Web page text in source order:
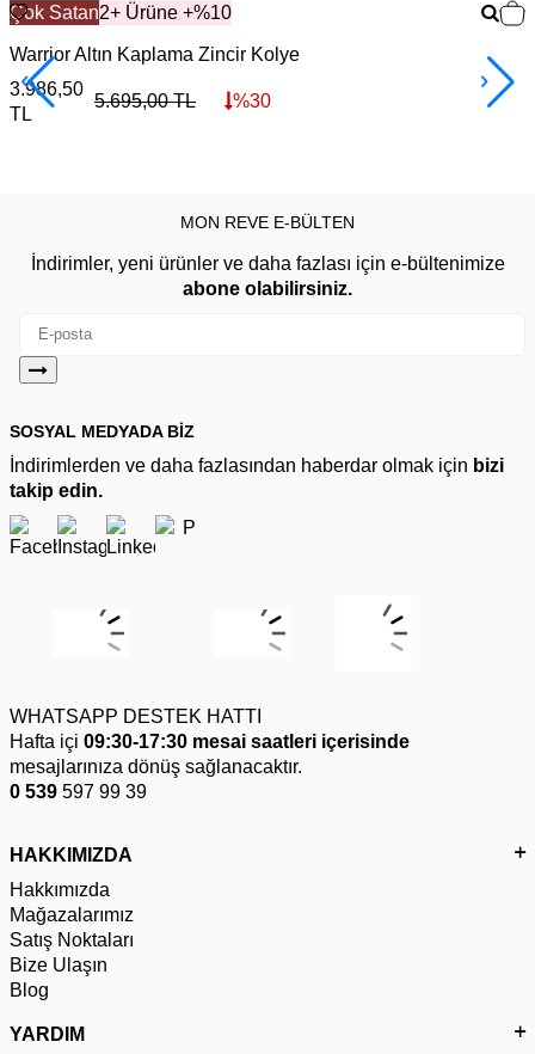
Çok Satan2+ Ürüne +%10
Warrior Altın Kaplama Zincir Kolye
3.986,50
TL
5.695,00TL %30
MON REVE E-BÜLTEN
İndirimler, yeni ürünler ve daha fazlası için e-bültenimize
abone olabilirsiniz.
SOSYAL MEDYADA BİZ
İndirimlerden ve daha fazlasından haberdar olmak için bizi
takip edin.
WHATSAPP DESTEK HATTI
Hafta içi 09:30-17:30 mesai saatleri içerisinde
mesajlarınıza dönüş sağlanacaktır.
0 539 597 99 39
HAKKIMIZDA
Hakkımızda
Mağazalarımız
Satış Noktaları
Bize Ulaşın
Blog
YARDIM